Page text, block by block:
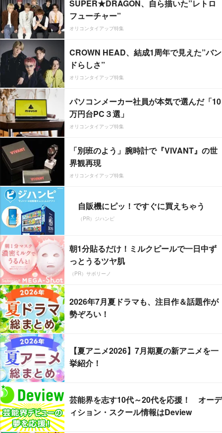
SUPER★DRAGON、自ら描いた”レトロ
フューチャー”
オリコンタイアップ特集
CROWN HEAD、結成1周年で見えた”バン
ドらしさ”
オリコンタイアップ特集
パソコンメーカー社員が本気で選んだ「10
万円台PC３選」
オリコンタイアップ特集
「別班のよう」腕時計で『VIVANT』の世
界観再現
オリコンタイアップ特集
自販機にピッ！ですぐに買えちゃう
（PR）ジハンピ
朝1分貼るだけ！ミルクピールで一日中ず
っとうるツヤ肌
（PR）サボリーノ
2026年7月夏ドラマも、注目作＆話題作が
勢ぞろい！
【夏アニメ2026】7月期夏の新アニメを一
挙紹介！
芸能界を志す10代～20代を応援！ オーデ
ィション・スクール情報はDeview